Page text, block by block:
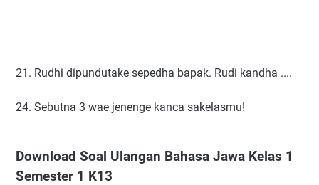
21. Rudhi dipundutake sepedha bapak. Rudi kandha ....
24. Sebutna 3 wae jenenge kanca sakelasmu!
Download Soal Ulangan Bahasa Jawa Kelas 1
Semester 1 K13